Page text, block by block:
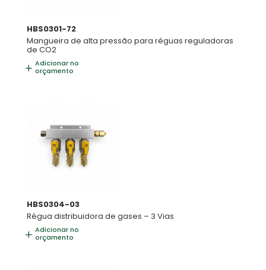
HBS0301-72
Mangueira de alta pressão para réguas reguladoras
de CO2
Adicionar no
orçamento
HBS0304-03
Régua distribuidora de gases – 3 Vias
Adicionar no
orçamento